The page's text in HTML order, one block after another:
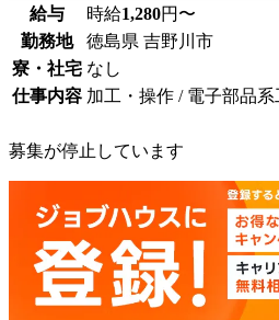
給与 時給1,280円〜
勤務地
徳島県 吉野川市
寮・社宅 なし
仕事内容 加工・操作 / 電子部品系
募集が停止しています